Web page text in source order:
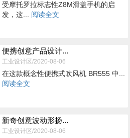
受摩托罗拉标志性Z8M滑盖手机的启
发，这... 阅读全文
便携创意产品设计...
工业设计区/2020-08-06
在这款概念性便携式吹风机 BR555 中...
阅读全文
新奇创意波动形扬...
工业设计区/2020-08-06